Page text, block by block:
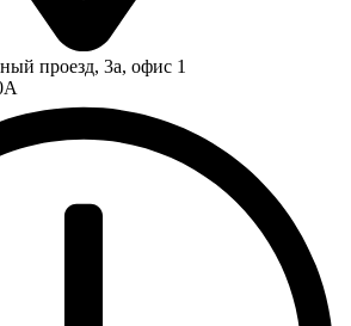
проезд, 3а, офис 1